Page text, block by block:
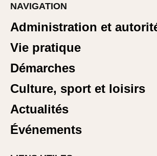
NAVIGATION
Administration et
Vie pratique
Démarches
Culture, sport et loisirs
Actualités
Événements